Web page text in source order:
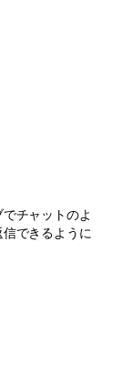
チャットのよ
できるように